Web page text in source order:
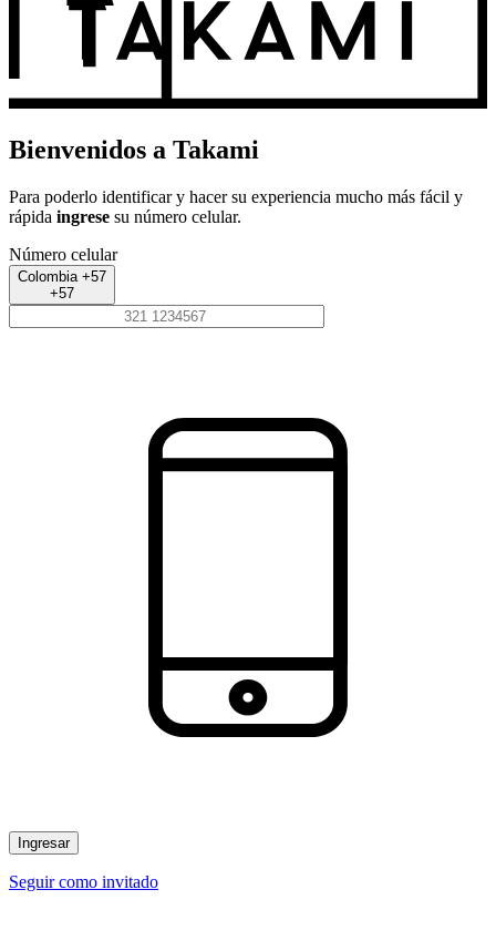
Bienvenidos a Takami
Para poderlo identificar y hacer su experiencia mucho más fácil y
rápida ingrese su número celular.
Número celular
Colombia +57
+57
Ingresar
Seguir como invitado